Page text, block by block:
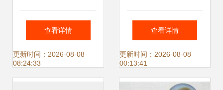
装饰盒产品列表 多
彩塑料工艺品的精
查看详情
更新时间：2026-08-08
08:24:33
水晶球音乐盒与创
意家居摆件的批发
采购指南
查看详情
更新时间：2026-08-08
00:13:41